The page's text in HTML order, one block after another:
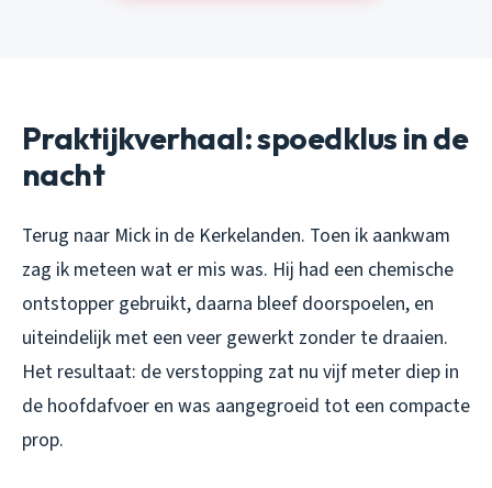
Praktijkverhaal: spoedklus in de
nacht
Terug naar Mick in de Kerkelanden. Toen ik aankwam
zag ik meteen wat er mis was. Hij had een chemische
ontstopper gebruikt, daarna bleef doorspoelen, en
uiteindelijk met een veer gewerkt zonder te draaien.
Het resultaat: de verstopping zat nu vijf meter diep in
de hoofdafvoer en was aangegroeid tot een compacte
prop.